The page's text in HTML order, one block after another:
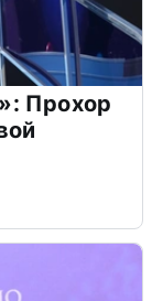
Прохор